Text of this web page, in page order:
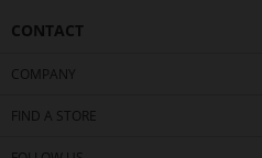
CONTACT
COMPANY
FIND A STORE